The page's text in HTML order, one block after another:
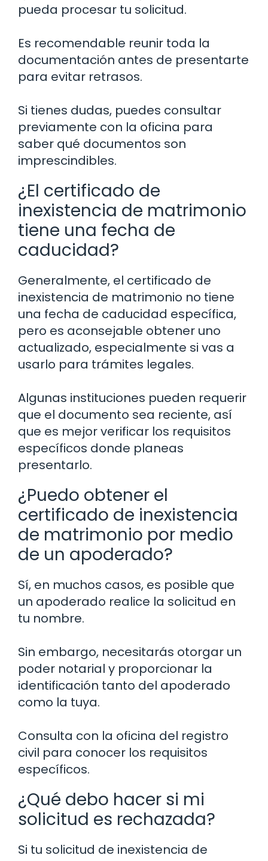
pueda procesar tu solicitud.
Es recomendable reunir toda la
documentación antes de presentarte
para evitar retrasos.
Si tienes dudas, puedes consultar
previamente con la oficina para
saber qué documentos son
imprescindibles.
¿El certificado de
inexistencia de matrimonio
tiene una fecha de
caducidad?
Generalmente, el certificado de
inexistencia de matrimonio no tiene
una fecha de caducidad específica,
pero es aconsejable obtener uno
actualizado, especialmente si vas a
usarlo para trámites legales.
Algunas instituciones pueden requerir
que el documento sea reciente, así
que es mejor verificar los requisitos
específicos donde planeas
presentarlo.
¿Puedo obtener el
certificado de inexistencia
de matrimonio por medio
de un apoderado?
Sí, en muchos casos, es posible que
un apoderado realice la solicitud en
tu nombre.
Sin embargo, necesitarás otorgar un
poder notarial y proporcionar la
identificación tanto del apoderado
como la tuya.
Consulta con la oficina del registro
civil para conocer los requisitos
específicos.
¿Qué debo hacer si mi
solicitud es rechazada?
Si tu solicitud de inexistencia de